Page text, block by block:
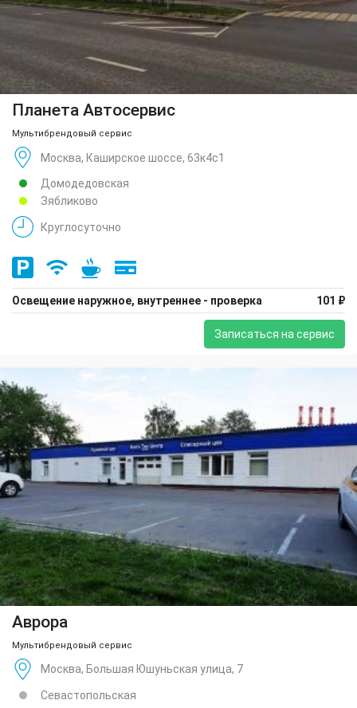
Планета Автосервис
Мультибрендовый сервис
Москва, Каширское шоссе, 63к4с1
Домодедовская
Зябликово
Круглосуточно
Освещение наружное, внутреннее - проверка 101 ₽
Записаться на сервис
Аврора
Мультибрендовый сервис
Москва, Большая Юшуньская улица, 7
Севастопольская